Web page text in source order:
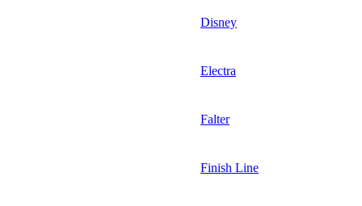
Disney
Electra
Falter
Finish Line